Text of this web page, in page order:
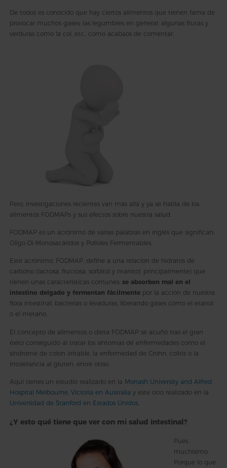
De todos es conocido que hay ciertos alimentos que tienen fama de
provocar muchos gases: las legumbres en general, algunas frutas y
verduras como la col, etc., como acabaos de comentar.
Pero, investigaciones recientes van más allá y ya se habla de los
alimentos FODMAPs y sus efectos sobre nuestra salud.
FODMAP es un acrónimo de varias palabras en inglés que significan:
Oligo-Di-Monosacáridos y Polioles Fermentables.
Este acrónimo, FODMAP, define a una relación de hidratos de
carbono (lactosa, fructosa, sorbitol y manitol, principalmente) que
tienen unas características comunes: se absorben mal en el
intestino delgado y fermentan fácilmente por la acción de nuestra
flora intestinal, bacterias o levaduras, liberando gases como el etanol
o el metano.
El concepto de alimentos o dieta FODMAP se acuñó tras el gran
éxito conseguido al tratar los síntomas de enfermedades como el
síndrome de colon irritable, la enfermedad de Crohn, colitis o la
intolerancia al gluten, entre otras.
Aquí tienes un estudio realizado en la Monash University and Alfred
Hospital Melbourne, Victoria en Australia y este otro realizado en la
Universidad de Stanford en Estados Unidos.
¿Y esto qué tiene que ver con mi salud intestinal?
Pues
muchísimo.
Porque lo que